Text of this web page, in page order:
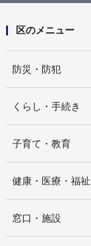
区のメニュー
防災・防犯
くらし・手続き
子育て・教育
健康・医療・福祉
窓口・施設